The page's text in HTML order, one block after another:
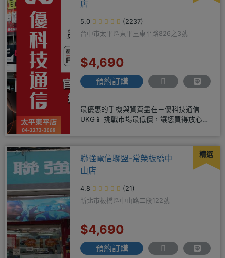
店
5.0
(2237)
台中市太平區東平里東平路826之3號
$4,690
預約訂購
最優惠的手機與資費盡在－優科技通信
UKG📱 挑戰市場最低價，讓您買得放心又
精選
聯強電信聯盟-常榮板橋中
山店
4.8
(21)
新北市板橋區中山路二段122號
$4,690
預約訂購